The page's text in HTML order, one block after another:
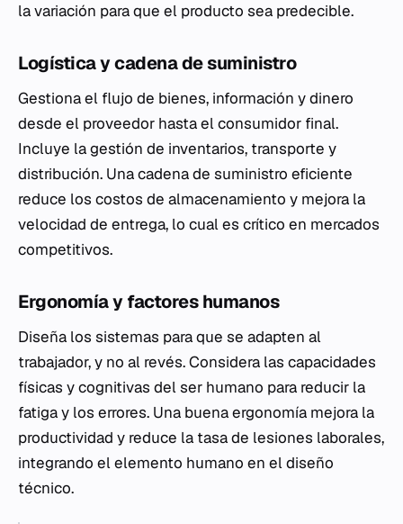
la variación para que el producto sea predecible.
Logística y cadena de suministro
Gestiona el flujo de bienes, información y dinero
desde el proveedor hasta el consumidor final.
Incluye la gestión de inventarios, transporte y
distribución. Una cadena de suministro eficiente
reduce los costos de almacenamiento y mejora la
velocidad de entrega, lo cual es crítico en mercados
competitivos.
Ergonomía y factores humanos
Diseña los sistemas para que se adapten al
trabajador, y no al revés. Considera las capacidades
físicas y cognitivas del ser humano para reducir la
fatiga y los errores. Una buena ergonomía mejora la
productividad y reduce la tasa de lesiones laborales,
integrando el elemento humano en el diseño
técnico.